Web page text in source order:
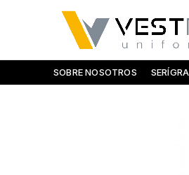
SOBRE NOSOTROS